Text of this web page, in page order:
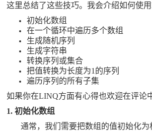
这里总结了这些技巧。我会介绍如何使用
初始化数组
在一个循环中遍历多个数组
生成随机序列
生成字符串
转换序列或集合
把值转换为长度为1 的序列
遍历序列的所有子集
如果你在LINQ方面有心得也欢迎在评论
1. 初始化数组
通常，我们需要把数组的值初始化